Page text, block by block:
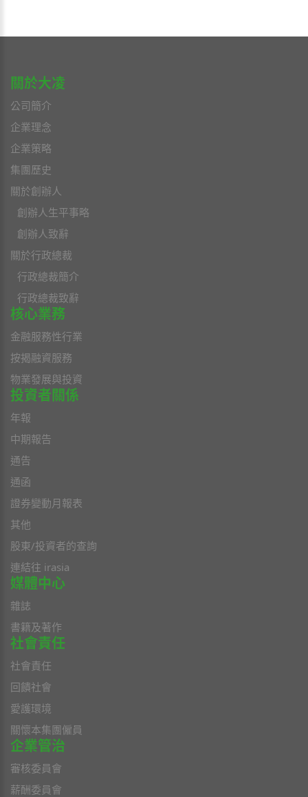
關於大凌
公司簡介
企業理念
企業策略
集團歷史
關於創辦人
創辦人生平事略
創辦人致辭
關於行政總裁
行政總裁簡介
行政總裁致辭
核心業務
金融服務性行業
按揭融資服務
物業發展與投資
投資者關係
年報
中期報告
通告
通函
證券變動月報表
其他
股東/投資者的查詢
連結往 irasia
媒體中心
雜誌
書籍及著作
社會責任
社會責任
回饋社會
愛護環境
關懷本集團僱員
企業管治
審核委員會
薪酬委員會